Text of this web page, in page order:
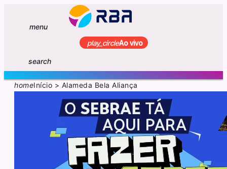
menu
play_circleAo vivo
search
homeInício > Alameda Bela Aliança